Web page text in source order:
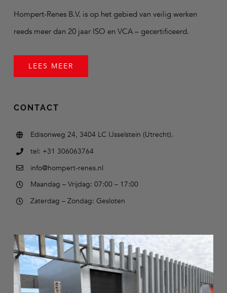
Hompert-Renes B.V. is op het gebied van veilig werken
reeds meer dan 20 jaar ISO en VCA – gecertificeerd.
LEES MEER
CONTACT
Edisonweg 24, 3404 LC IJsselstein (Utrecht).
tel: +31 306063764
info@hompert-renes.nl
Maandag – Vrijdag: 07:00 – 17:00
Zaterdag – Zondag: Gesloten